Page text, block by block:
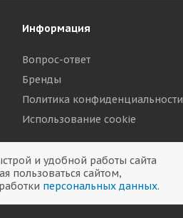
Информация
Вопрос-ответ
Бренды
Политика конфиденциальности
Использование cookie
и удобной работы сайта
сайтом,
персональных данных.